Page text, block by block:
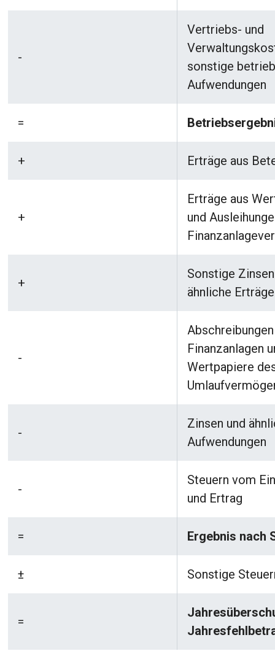
-
Vertriebs- und
sonstige
Aufwendungen
=
+ Erträge aus
+
Erträge aus
und
+
Sonstige
ähnliche Erträge
-
Finanzanlagen
Wertpapiere
-
Zinsen und
Aufwendungen
-
Steuern vom
und Ertrag
= Ergebnis nach
± Sonstige
=